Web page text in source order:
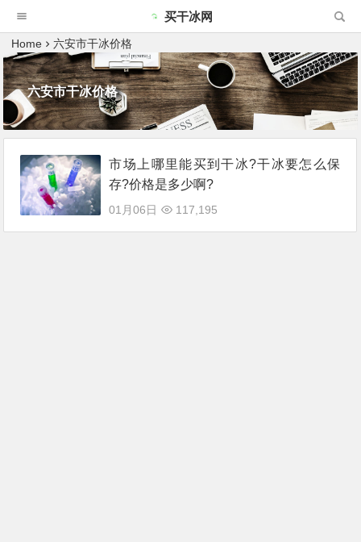
买干冰网
Home 六安市干冰价格
六安市干冰价格
市场上哪里能买到干冰?干冰要怎么保
存?价格是多少啊?
01月06日 117,195